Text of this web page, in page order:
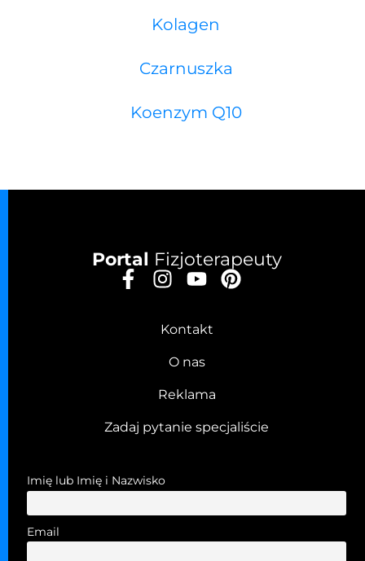
Kolagen
Czarnuszka
Koenzym Q10
Portal Fizjoterapeuty
Kontakt
O nas
Reklama
Zadaj pytanie specjaliście
Imię lub Imię i Nazwisko
Email